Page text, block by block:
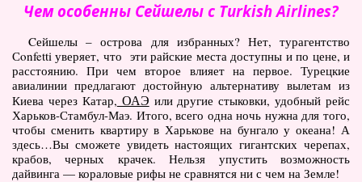
Чем особенны Сейшелы с Turkish Airlines?
Cейшелы – острова для избранных? Нет, турагентство
Сonfetti уверяет, что эти райские места доступны и по цене, и
расстоянию. При чем второе влияет на первое. Турецкие
авиалинии предлагают достойную альтернативу вылетам из
Киева через Катар, ОАЭ или другие стыковки, удобный рейс
Харьков-Стамбул-Маэ. Итого, всего одна ночь нужна для того,
чтобы сменить квартиру в Харькове на бунгало у океана! А
здесь…Вы сможете увидеть настоящих гигантских черепах,
крабов, черных крачек. Нельзя упустить возможность
дайвинга — кораловые рифы не сравнятся ни с чем на Земле!